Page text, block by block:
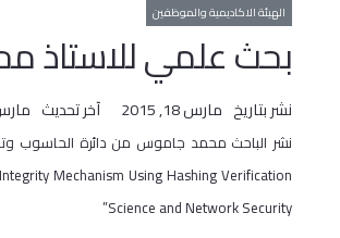
الهيئة الاكاديمية والموظفين
بحث علمي للاستاذ
نشر بتاريخ مارس 18, 2015 آخر تحديث مارس
Science and Network Security”